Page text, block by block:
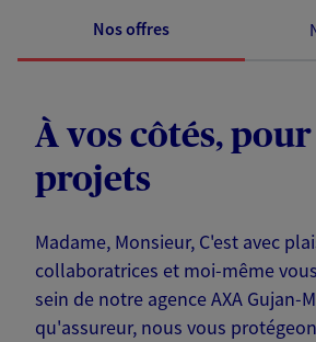
Nos offres
À vos côtés,
projets
Madame, Monsieur, C'est avec
collaboratrices et moi-même
sein de notre agence AXA Gujan-
qu'assureur, nous vous